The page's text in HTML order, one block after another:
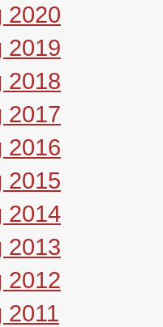
2020
2019
2018
2017
2016
2015
2014
2013
2012
2011